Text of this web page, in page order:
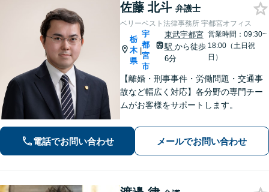
佐藤 北斗 弁護士
ベリーベスト法律事務所 宇都宮オフィス
栃
木
県
|
宇
都
宮
市
東武宇都宮
駅 から徒歩
6分
営業時間：09:30~
18:00（土日祝
日）
【離婚・刑事事件・労働問題・交通事
故など幅広く対応】各分野の専門チー
ムがお客様をサポートします。
電話でお問い合わせ メールでお問い合わせ